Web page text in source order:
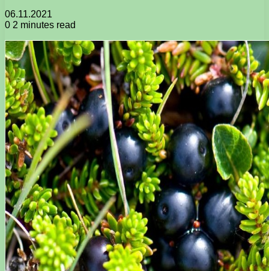
06.11.2021
0 2 minutes read